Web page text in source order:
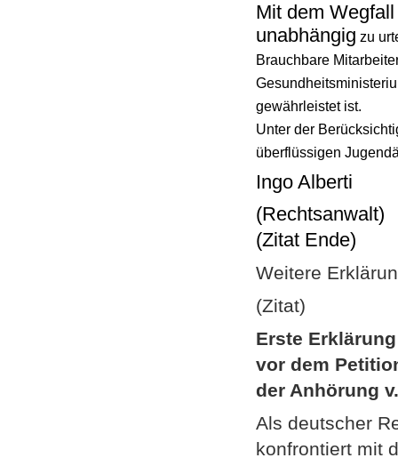
Mit dem
unabhängig zu
Brauchbare
gewährleistet ist.
Unter der
überflüssigen
Ingo Alberti
(Rechtsanwalt)
(Zitat Ende)
Weitere
(Zitat)
Erste
vor dem
der Anhörung
Als deutscher
konfrontiert mit